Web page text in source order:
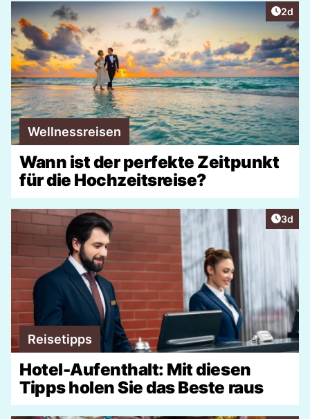
2d
Wellnessreisen
Wann ist der perfekte Zeitpunkt
für die Hochzeitsreise?
3d
Reisetipps
Hotel-Aufenthalt: Mit diesen
Tipps holen Sie das Beste raus